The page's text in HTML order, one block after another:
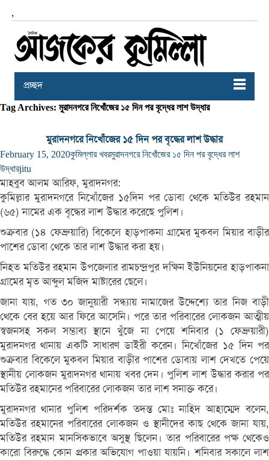
,
প্রচ্ছদ
Tag Archives: মুরাদনগরে নিখোঁজের ১৫ দিন পর বৃদ্ধের লাশ উদ্ধার
মুরাদনগরে নিখোঁজের ১৫ দিন পর বৃদ্ধের লাশ উদ্ধার
February 15, 2020কুমিল্লার খবরমুরাদনগরে নিখোঁজের ১৫ দিন পর বৃদ্ধের লাশ
উদ্ধারjitu
মাহবুব আলম আরিফ, মুরাদনগর:
কুমিল্লার মুরাদনগরে নিখোঁজের ১৫দিন পর ডোবা থেকে মতিউর রহমান
(৬৫) নামের এক বৃদ্ধের লাশ উদ্ধার করেছে পুলিশ।
শুক্রবার (১৪ ফেব্রুয়ারি) বিকেলে হাড়পাকনা গ্রামের মুকবল মিয়ার বাড়ীর
পাশের ডোবা থেকে তার লাশ উদ্ধার করা হয়।
নিহত মতিউর রহমান উপজেলার রামচন্দ্রপুর দক্ষিন ইউনিয়নের হাড়পাকনা
গ্রামের মৃত আব্দুল মজিদ মাষ্টারের ছেলে।
জানা যায়, গত ৩০ জানুয়ারী সন্ধ্যায় নামাজের উদ্দেশ্যে তার নিজ বাড়ী
থেকে বের হয়ে আর ফিরে আসেনি। পরে তার পরিবারের লোকজন আত্মীয়
স্বজনসহ সকল সম্ভাব্য স্থানে খুঁজে না পেয়ে শনিবার (১ ফেব্রুয়ারী)
মুরাদনগর থানায় একটি সাধারণ ডাইরী করেন। নিখোঁজের ১৫ দিন পর
শুক্রবার বিকেলে মুকবল মিয়ার বাড়ীর পাশের ডোবায় লাশ দেখতে পেয়ে
স্থানীয় লোকজন মুরাদনগর থানায় খবর দেন। পুলিশ লাশ উদ্ধার করার পর
মতিউর রহমানের পরিবারের লোকজন তার লাশ সনাক্ত করে।
মুরাদনগর থানার পুলিশ পরিদর্শক তদন্ত মোঃ নাহিদ আহাম্মেদ বলেন,
মতিউর রহমানের পরিবারের লোকজন ও স্থানীদের কাছ থেকে জানা যায়,
মতিউর রহমান মানসিকভাবে অসুস্থ ছিলেন। তার পরিবারের পক্ষ থেকেও
কারো বিরুদ্ধে কোন প্রকার অভিযোগ পাওয়া যায়নি। শনিবার সকালে লাশ